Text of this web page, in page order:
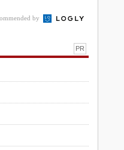
by
PR